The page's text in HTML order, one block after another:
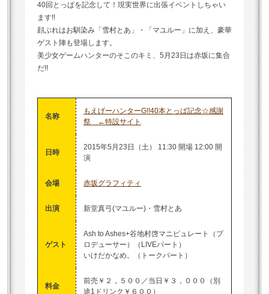
40回とっぱを記念して！現実世界に出張イベントしちゃい
ます!!
顔ぶれはお馴染み「雪村とあ」・「マユルー」に加え、豪華
ゲスト陣も登場します。
美少女ゲームハンターのそこのキミ、5月23日は赤坂に集合
だ!!
名称
もえげーハンターG!!40本とっぱ記念☆感謝
祭 ←特設サイト
日時
2015年5月23日（土） 11:30 開場 12:00 開
演
会場 赤坂グラフィティ
出演 新堂真弓(マユルー)・雪村とあ
ゲスト
Ash to Ashes+谷地村啓マニピュレート（プ
ロデューサー）（LIVEパート）
いけだかなめ。
（トークパート）
料金
前売￥２，５００／当日￥３，０００（別
途1ドリンク￥６００）